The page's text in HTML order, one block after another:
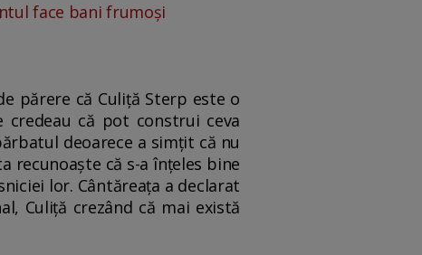
face bani frumoși
părere că Culiță Sterp este o
că pot construi ceva
deoarece a simțit că nu
recunoaște că s-a înțeles bine
lor. Cântăreața a declarat
Culiță crezând că mai există